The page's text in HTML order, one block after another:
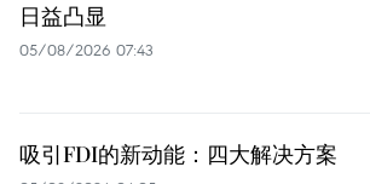
日益凸显
05/08/2026 07:43
吸引FDI的新动能：四大解决方案